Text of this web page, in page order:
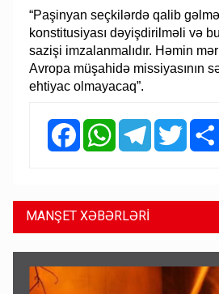
“Paşinyan seçkilərdə qalib
konstitusiyası dəyişdirilməli və
sazişi imzalanmalıdır. Həmin
Avropa müşahidə missiyasının
ehtiyac olmayacaq”.
FacebookWhatsAppTelegram
MANŞET XƏBƏRLƏRİ